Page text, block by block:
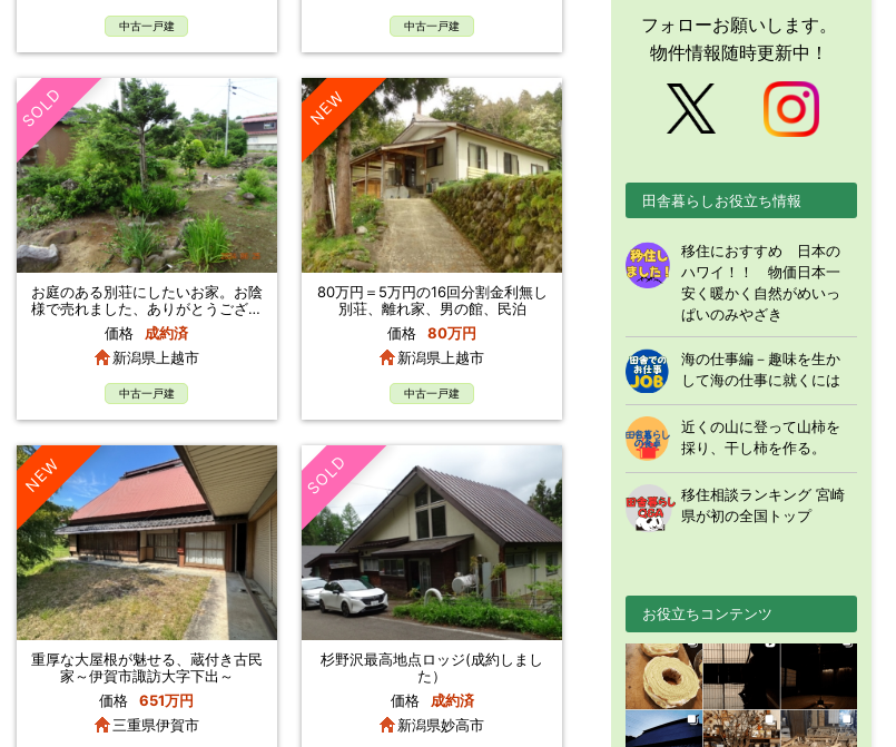
中古一戸建 中古一戸建
お庭のある別荘にしたいお家。お陰
様で売れました、ありがとうござい
ます
価格 成約済
SOLD
新潟県上越市
中古一戸建
80万円＝5万円の16回分割金利無し
別荘、離れ家、男の館、民泊
価格
80万円
NEW
新潟県上越市
中古一戸建
重厚な大屋根が魅せる、蔵付き古民
家～伊賀市諏訪大字下出～
価格
651万円
NEW
三重県伊賀市
杉野沢最高地点ロッジ(成約しまし
た）
価格
成約済
SOLD
新潟県妙高市
フォローお願いします。
物件情報随時更新中！
田舎暮らしお役立ち情報
移住におすすめ 日本の
ハワイ！！ 物価日本一
安く暖かく自然がめいっ
ぱいのみやざき
海の仕事編－趣味を生か
して海の仕事に就くには
近くの山に登って山柿を
採り、干し柿を作る。
移住相談ランキング 宮崎
県が初の全国トップ
お役立ちコンテンツ